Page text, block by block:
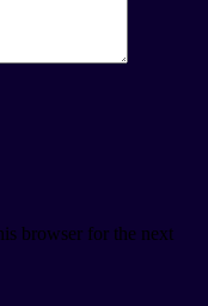
browser for the next